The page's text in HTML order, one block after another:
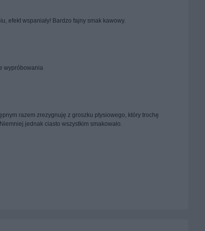
efekt wspaniały! Bardzo fajny smak kawowy.
wypróbowania
razem zrezygnuję z groszku ptysiowego, który trochę
jednak ciasto wszystkim smakowało.